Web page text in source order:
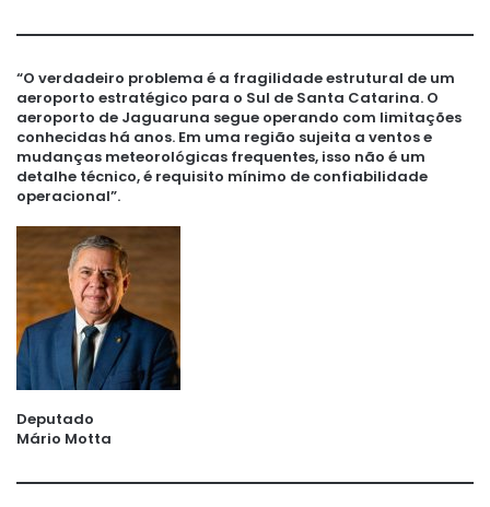
“O verdadeiro problema é a fragilidade estrutural de um
aeroporto estratégico para o Sul de Santa Catarina. O
aeroporto de Jaguaruna segue operando com limitações
conhecidas há anos. Em uma região sujeita a ventos e
mudanças meteorológicas frequentes, isso não é um
detalhe técnico, é requisito mínimo de confiabilidade
operacional”.
Deputado
Mário Motta